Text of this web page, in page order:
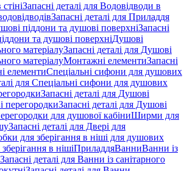
Запасні деталі для Водовідводи в
Запасні деталі для Приладдя
піддони та душові поверхніЗапасні
та душові поверхніДушові
матеріалуЗапасні деталі для Душові
матеріалуМонтажні елементиЗапасні
елементиСпеціальні сифони для душових
для Спеціальні сифони для душових
Запасні деталі для Душові
перегородкиЗапасні деталі для Душові
для душової кабіниШирми для
Запасні деталі для Двері для
для зберігання в ніші для душових
в нішіПриладдяВанниВанни із
Запасні деталі для Ванни із санітарного